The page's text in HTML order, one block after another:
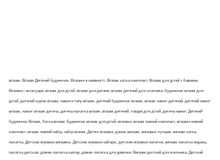
вігвам, Вігвам Дитячий будиночок, Вігвами в наявності, Вігвам хатка комплект, Вігвам для дітей з бавовни,
Вігвами і аксесуари, вігвам для дітей, вігвам для дитини, вігвам дитячий для хлопчика, будиночок вігвам для
дітей, дитячий курінь вігвам, намети типу вігвам, дитячий будиночок вігвам, вігвам намет дитячий, дитячий намет
вігвам, намет вігвам дитяча, дитяча палатка вігвам, вігвам дитячий, товари для дітей, дитяча намет, Дитячий
будиночок Вігвам, Хатка вігвам, Будиночок вігвам для дітей, вігвами, вігвам повний комплект, вігвами повний
комплект, вігвам повний набір, набір вігвам, Дитячі вігвами, домик вигвам, вигвамы лучшие, вигвам хатка,
палатка, Детские игровые вигвамы, Детские игровые наборы, детские игровые палатки, вигвам палатка индеец,
палатка детская, домик-палатка-шатер, домик палатка для девочки, Вигвам детский для мальчика, Детский